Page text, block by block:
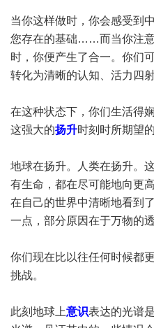
当你这样做时，你会感受到
您存在的基础……而当你注意
时，你便产生了合一。你们
转化为清晰的认知、活力四
在这种状态下，你们生活得
这强大的扬升时刻时所期望的
地球在扬升。人类在扬升。
有生命，都在尽可能地向更
在自己的世界中清晰地看到
一点，部分原因在于万物的
你们现在比以往任何时候都
挑战。
此刻地球上意识表达的光谱